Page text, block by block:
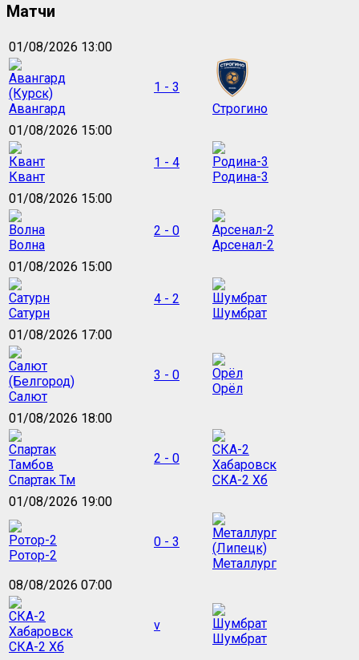
Матчи
01/08/2026 13:00
Авангард
1 - 3
Строгино
01/08/2026 15:00
Квант
1 - 4
Родина-3
01/08/2026 15:00
Волна
2 - 0
Арсенал-2
01/08/2026 15:00
Сатурн
4 - 2
Шумбрат
01/08/2026 17:00
Салют
3 - 0
Орёл
01/08/2026 18:00
Спартак Тм
2 - 0
СКА-2 Хб
01/08/2026 19:00
Ротор-2
0 - 3
Металлург
08/08/2026 07:00
СКА-2 Хб
v
Шумбрат